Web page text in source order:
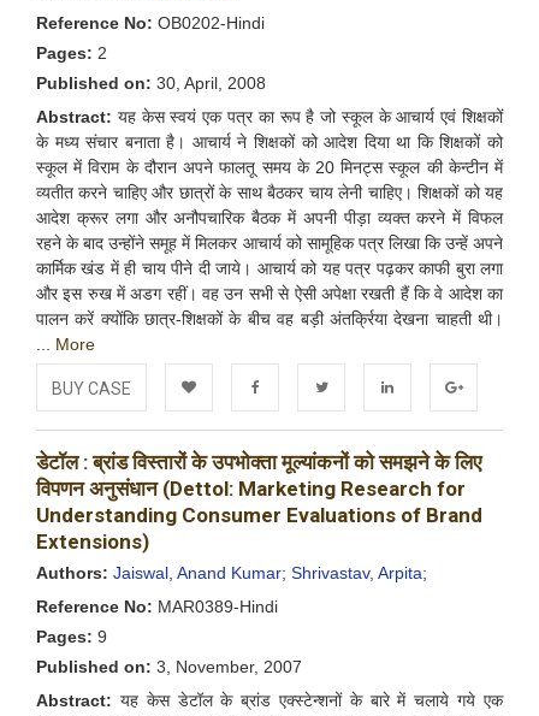
Reference No: OB0202-Hindi
Pages: 2
Published on: 30, April, 2008
Abstract: यह केस स्वयं एक पत्र का रूप है जो स्कूल के आचार्य एवं शिक्षकों
के मध्य संचार बनाता है। आचार्य ने शिक्षकों को आदेश दिया था कि शिक्षकों को
स्कूल में विराम के दौरान अपने फालतू समय के 20 मिनट्स स्कूल की केन्टीन में
व्यतीत करने चाहिए और छात्रों के साथ बैठकर चाय लेनी चाहिए। शिक्षकों को यह
आदेश क्रूर लगा और अनौपचारिक बैठक में अपनी पीड़ा व्यक्त करने में विफल
रहने के बाद उन्होंने समूह में मिलकर आचार्य को सामूहिक पत्र लिखा कि उन्हें अपने
कार्मिक खंड में ही चाय पीने दी जाये। आचार्य को यह पत्र पढ़कर काफी बुरा लगा
और इस रुख में अडग रहीं। वह उन सभी से ऐसी अपेक्षा रखती हैं कि वे आदेश का
पालन करें क्योंकि छात्र-शिक्षकों के बीच वह बड़ी अंतर्क्रिया देखना चाहती थी।
More
BUY CASE
Add to
Wishlist
FacebookTwitter LinkedIn Google+
डेटॉल : ब्रांड विस्तारों के उपभोक्ता मूल्यांकनों को समझने के लिए
विपणन अनुसंधान (Dettol: Marketing Research for
Understanding Consumer Evaluations of Brand
Extensions)
Authors: Jaiswal, Anand Kumar; Shrivastav, Arpita;
Reference No: MAR0389-Hindi
Pages: 9
Published on: 3, November, 2007
Abstract: यह केस डेटॉल के ब्रांड एक्स्टेन्शनों के बारे में चलाये गये एक